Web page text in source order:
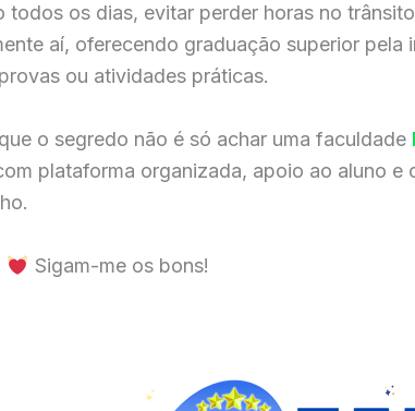
todos os dias, evitar perder horas no
aí, oferecendo graduação superior pela
ou atividades práticas.
o segredo não é só achar uma faculdade
plataforma organizada, apoio ao aluno e
Sigam-me os bons!